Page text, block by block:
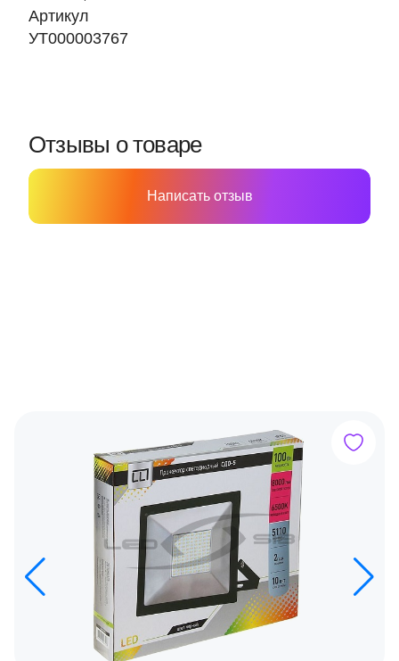
Артикул
УТ000003767
Отзывы о товаре
Написать отзыв